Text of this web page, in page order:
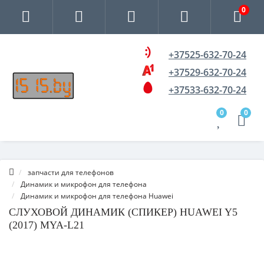
0
+37525-632-70-24
+37529-632-70-24
+37533-632-70-24
0 0
запчасти для телефонов
Динамик и микрофон для телефона
Динамик и микрофон для телефона Huawei
СЛУХОВОЙ ДИНАМИК (СПИКЕР) HUAWEI Y5
(2017) MYA-L21